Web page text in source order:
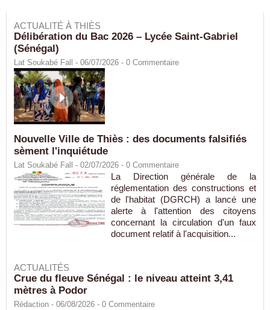
ACTUALITÉ À THIÈS
Délibération du Bac 2026 – Lycée Saint-Gabriel
(Sénégal)
Lat Soukabé Fall - 06/07/2026 - 0 Commentaire
Nouvelle Ville de Thiès : des documents falsifiés
sèment l'inquiétude
Lat Soukabé Fall - 02/07/2026 - 0 Commentaire
La Direction générale de la
réglementation des constructions et
de l'habitat (DGRCH) a lancé une
alerte à l'attention des citoyens
concernant la circulation d'un faux
document relatif à l'acquisition...
ACTUALITÉS
Crue du fleuve Sénégal : le niveau atteint 3,41
mètres à Podor
Rédaction - 06/08/2026 - 0 Commentaire